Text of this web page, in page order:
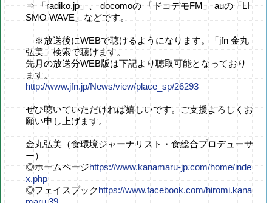
⇒ 「radiko.jp」、 docomoの 「ドコデモFM」 auの「LI
SMO WAVE」などです。
※放送後にWEBで聴けるようになります。「jfn 金丸
弘美」検索で聴けます。
先月の放送分WEB版は下記より聴取可能となっており
ます。
http://www.jfn.jp/News/view/place_sp/26293
ぜひ聴いていただければ嬉しいです。ご支援よろしくお
願い申し上げます。
金丸弘美（食環境ジャーナリスト・食総合プロデューサ
ー）
◎ホームページhttps://www.kanamaru-jp.com/home/inde
x.php
◎フェイスブックhttps://www.facebook.com/hiromi.kana